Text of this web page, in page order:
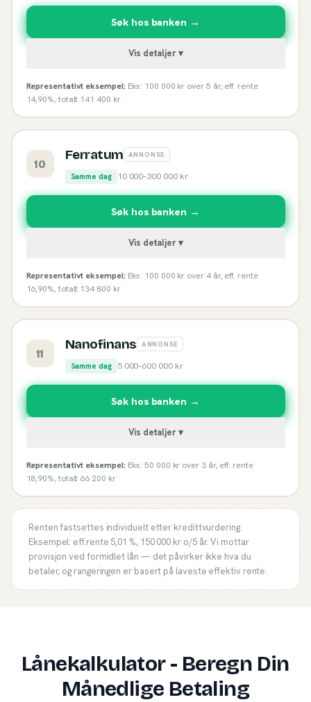
Søk hos banken →
Vis detaljer ▾
Representativt eksempel: Eks: 100 000 kr over 5 år, eff. rente
14,90%, totalt 141 400 kr
10
Ferratum ANNONSE
Samme dag 10 000–300 000kr
Søk hos banken →
Vis detaljer ▾
Representativt eksempel: Eks: 100 000 kr over 4 år, eff. rente
16,90%, totalt 134 800 kr
11
Nanofinans ANNONSE
Samme dag 5 000–600 000kr
Søk hos banken →
Vis detaljer ▾
Representativt eksempel: Eks: 50 000 kr over 3 år, eff. rente
18,90%, totalt 66 200 kr
Renten fastsettes individuelt etter kredittvurdering.
Eksempel: eff.rente 5,01 %, 150 000 kr o/5år. Vi mottar
provisjon ved formidlet lån — det påvirker ikke hva du
betaler, og rangeringen er basert på laveste effektiv rente.
Lånekalkulator - Beregn Din
Månedlige Betaling